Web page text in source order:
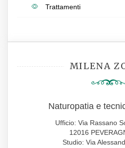
Trattamenti
MILENA
Naturopatia e
Ufficio: Via Rassano
12016
Studio: Via